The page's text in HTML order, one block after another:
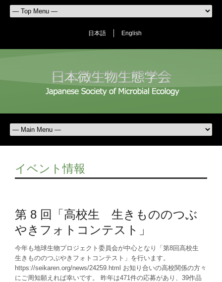
日本語 English
イベント情報
第 8 回「高校生 生きもののつぶ
やきフォトコンテスト」
今年も地球生物プロジェクト委員会が中心となり「第8回高校生
生きもののつぶやきフォトコンテスト」を行います。
https://seikaren.org/news/24259.html お知り合いの高校関係の方々
にご周知願えれば幸いです。 昨年は471件の応募があり、39作品